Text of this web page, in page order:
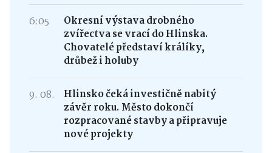
6:05
Okresní výstava drobného
zvířectva se vrací do Hlinska.
Chovatelé představí králíky,
drůbež i holuby
9. 08.
Hlinsko čeká investičně nabitý
závěr roku. Město dokončí
rozpracované stavby a připravuje
nové projekty